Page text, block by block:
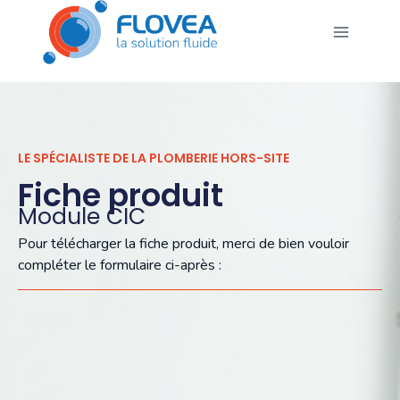
LE SPÉCIALISTE DE LA PLOMBERIE HORS-SITE
Fiche produit
Module CIC
Pour télécharger la fiche produit, merci de bien vouloir
compléter le formulaire ci-après :